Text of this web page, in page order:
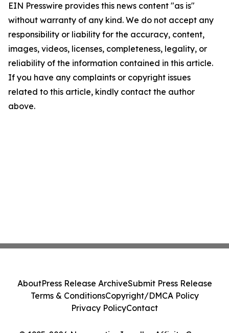
EIN Presswire provides this news content "as is"
without warranty of any kind. We do not accept any
responsibility or liability for the accuracy, content,
images, videos, licenses, completeness, legality, or
reliability of the information contained in this article.
If you have any complaints or copyright issues
related to this article, kindly contact the author
above.
AboutPress Release ArchiveSubmit Press Release
Terms & ConditionsCopyright/DMCA Policy
Privacy PolicyContact